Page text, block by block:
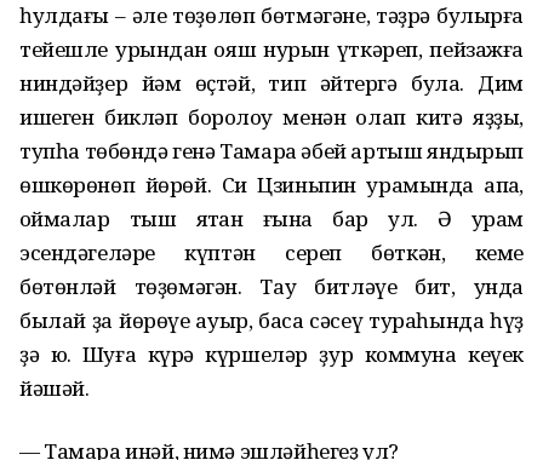
һулдағы – әле төҙөлөп бөтмәгәне, тәҙрә булырға
тейешле урындан ҡояш нурын үткәреп, пейзажға
ниндәйҙер йәм өҫтәй, тип әйтергә була. Дим
ишеген бикләп боролоу менән ҡолап китә яҙҙы,
тупһа төбөндә генә Тамара әбей артыш яндырып
өшкөрөнөп йөрөй. Си Цзиньпин урамында ҡапҡа,
ҡоймалар тыш яҡтан ғына бар ул. Ә урам
эсендәгеләре күптән сереп бөткән, кеме
бөтөнләй төҙөмәгән. Тау битләүе бит, унда
былай ҙа йөрөүе ауыр, баҡса сәсеү тураһында һүҙ
ҙә юҡ. Шуға күрә күршеләр ҙур коммуна кеүек
йәшәй.
— Тамара инәй, нимә эшләйһегеҙ ул?